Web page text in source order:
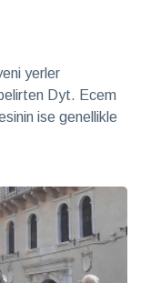
yerler
Dyt. Ecem
ise genellikle